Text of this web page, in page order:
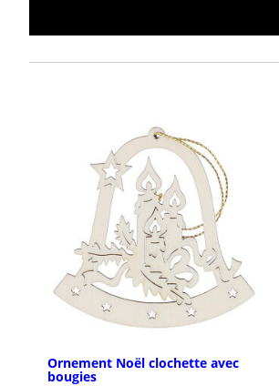
Ornement Noël clochette avec
bougies